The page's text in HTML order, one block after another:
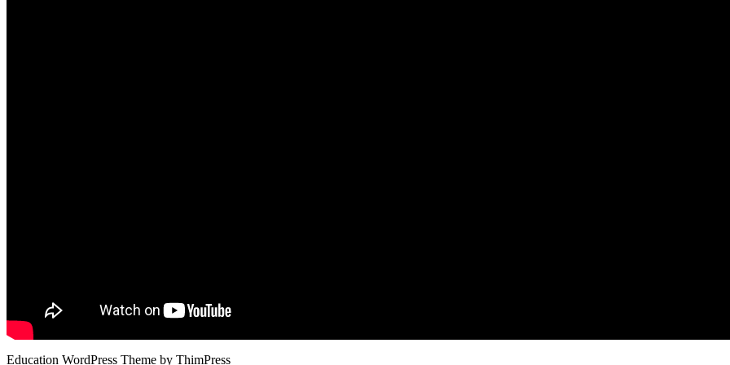
Education WordPress Theme by ThimPress